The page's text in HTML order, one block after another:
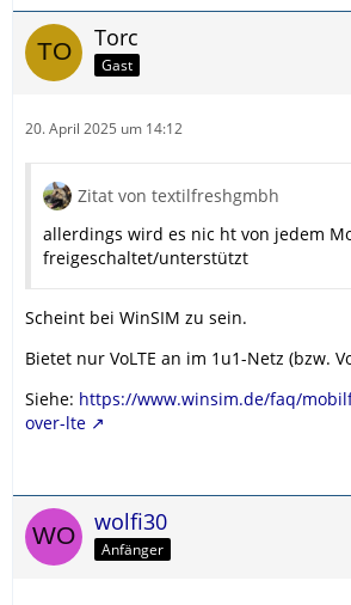
Torc
Gast
20. April 2025 um 14:12
Zitat von textilfreshgmbh
allerdings wird es nic ht von jedem
freigeschaltet/unterstützt
Scheint bei WinSIM zu sein.
Bietet nur VoLTE an im 1u1-Netz (bzw.
Siehe: https://www.winsim.de/faq/
over-lte
wolfi30
Anfänger